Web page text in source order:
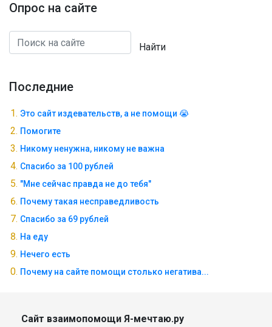
Опрос на сайте
Найти
Последние
Это сайт издевательств, а не помощи 😭
Помогите
Никому ненужна, никому не важна
Спасибо за 100 рублей
"Мне сейчас правда не до тебя"
Почему такая несправедливость
Спасибо за 69 рублей
На еду
Нечего есть
Почему на сайте помощи столько негатива...
Сайт взаимопомощи Я-мечтаю.ру